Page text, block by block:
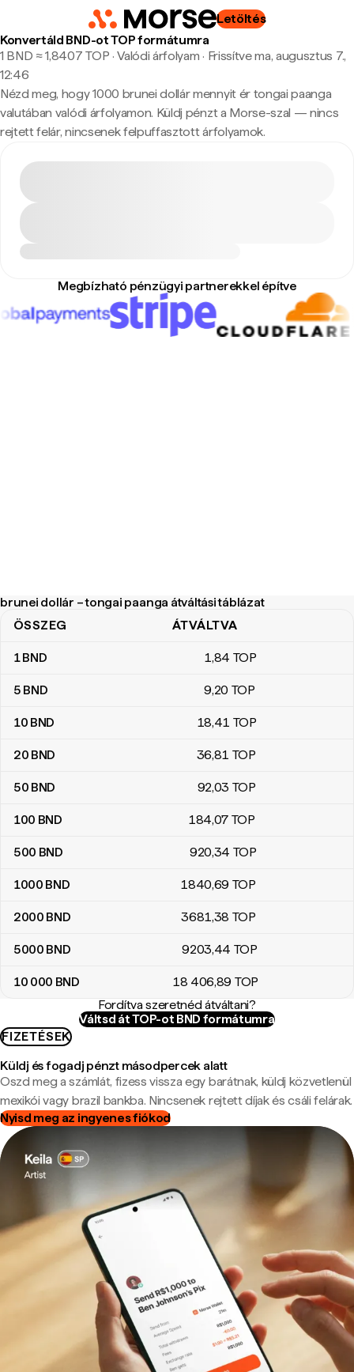
Letöltés
Konvertáld BND-ot TOP formátumra
1 BND ≈ 1,8407 TOP · Valódi árfolyam · Frissítve ma, augusztus 7.,
12:46
Nézd meg, hogy 1000 brunei dollár mennyit ér tongai paanga
valutában valódi árfolyamon. Küldj pénzt a Morse-szal — nincs
rejtett felár, nincsenek felpuffasztott árfolyamok.
Megbízható pénzügyi partnerekkel építve
brunei dollár – tongai paanga átváltási táblázat
brunei dollár – tongai paanga átváltási táblázat
ÖSSZEG ÁTVÁLTVA
1BND 1,84 TOP
5 BND 9,20 TOP
10 BND 18,41 TOP
20 BND 36,81 TOP
50 BND 92,03 TOP
100 BND 184,07 TOP
500 BND 920,34 TOP
1000 BND 1840,69 TOP
2000 BND 3681,38 TOP
5000 BND 9203,44 TOP
10 000 BND 18 406,89 TOP
Fordítva szeretnéd átváltani?
Váltsd át TOP-ot BND formátumra
FIZETÉSEK
Küldj és fogadj pénzt másodpercek alatt
Oszd meg a számlát, fizess vissza egy barátnak, küldj közvetlenül
mexikói vagy brazil bankba. Nincsenek rejtett díjak és csáli felárak.
Nyisd meg az ingyenes fiókod